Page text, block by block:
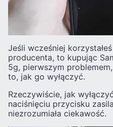
Jeśli wcześniej
producenta, to kupując
5g, pierwszym
to, jak go wyłączyć.
Rzeczywiście, jak
naciśnięciu przycisku
niezrozumiała ciekawość.